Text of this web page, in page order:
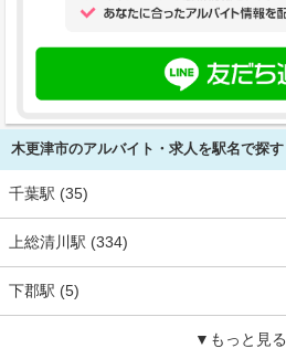
木更津市のアルバイト・求人を駅名で探す
千葉駅 (35)
上総清川駅 (334)
下郡駅 (5)
▼もっと見る